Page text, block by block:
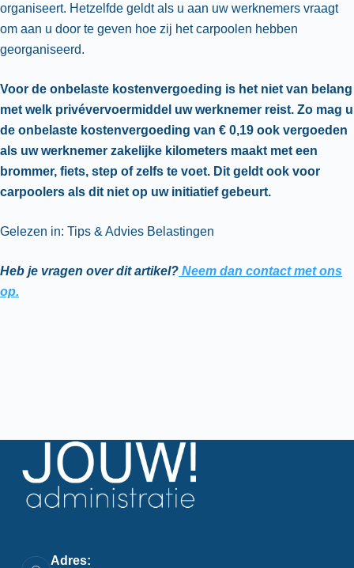
organiseert. Hetzelfde geldt als u aan uw werknemers vraagt
om aan u door te geven hoe zij het carpoolen hebben
georganiseerd.
Voor de onbelaste kostenvergoeding is het niet van belang
met welk privévervoermiddel uw werknemer reist. Zo mag u
de onbelaste kostenvergoeding van € 0,19 ook vergoeden
als uw werknemer zakelijke kilometers maakt met een
brommer, fiets, step of zelfs te voet. Dit geldt ook voor
carpoolers als dit niet op uw initiatief gebeurt.
Gelezen in: Tips & Advies Belastingen
Heb je vragen over dit artikel? Neem dan contact met ons
op.
Adres: